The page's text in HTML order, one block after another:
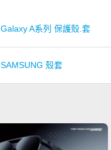
Galaxy A系列 保護殼.套
SAMSUNG 殼套